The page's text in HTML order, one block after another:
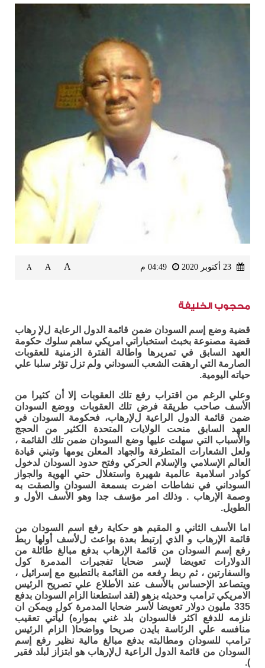
A
A
A
محجوب الخليفة
قضية وضع إسم السودان ضمن قائمة الدول الرعاية لﻹ رهاب
قضية مصنوعة بخبث استخباراتي امريكي ساهم سلوك حكومة
العهد السابق في تمريرها واطالة الفترة الزمنية للعقوبات
الصارمة التي ارهقت الشعب السوداني ولم تزل تؤثر سلبا علي
حياته اليومية.
وعلي الرغم من اقتراب رفع تلك العقوبات إﻻ أن كثيرا من
اﻷسف صاحب طريقة فرض تلك العقوبات ووضع السودان
ضمن قائمة الدول الراعية لﻹرهاب، فحكومة السودان في
العهد السابق منحت الولايات المتحدة الكثير من الحجج
واﻷسباب التي سهلت عليها وضع السودان ضمن تلك القائمة ،
ولعل الشعارات المتطرفة والجهاد المعلن يومها وتبني قيادة
العالم اﻹسلامي واﻹسلام الحركي وفتح حدود السودان لدخول
كوادر اسلامية عالمية شهيرة واستغلال حتي الهوية والجواز
السوداني في نشاطات اضرت بسمعة السودان والصقت به
وصمة اﻹرهاب . وذلك امر مؤسف جدا وهو اﻷسف اﻷول و
الطويل.
اما اﻷسف الثاني و المقيم هو حكاية رفع اسم السودان من
قائمة اﻹرهاب و الذي إرتبط بعدة بواعث لﻷسف أولها ربط
رفع إسم السودان من قائمة اﻹرهاب بدفع مبالغ طائلة من
الدولارات تعويضا ﻹسر ضحايا تفجيرات المدمرة كول
والسفارتين ، ثم ربط رفعه من القائمة بالتطبيع مع إسرائيل ،
ويتصاعد اﻹحساس باﻷسف عند اﻷطلاع علي تصريح الرئيس
الامريكي ترامب وحديثه بزهو (لقد استطعنا الزام السودان بدفع
335 مليون دولار تعويضا ﻷسر ضحايا المدمرة كول ويمكن ان
نلزمه للدفع اكثر فالسودان بلد غني بمواره) ليأتي تعقيب
منافسه علي الرئاسة بايدن صريحا وواضحا( الزام الرئيس
ترامب للسودان ومطالبته بدفع مبالغ مالية نظير رفع إسم
السودان من قائمة الدول الراعية لﻹرهاب هو ابتزاز لبلد فقير
).